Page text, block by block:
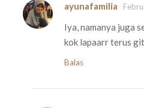
ayunafamilia
Iya, namanya juga
kok lapaarr terus
Balas